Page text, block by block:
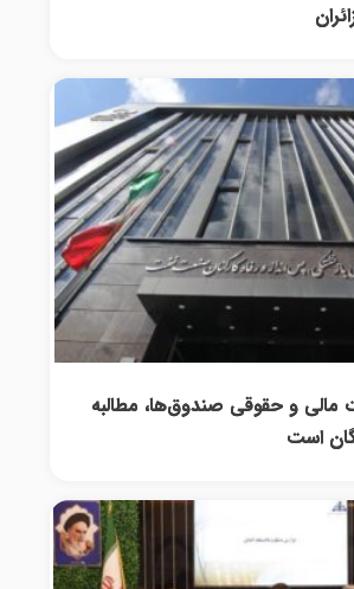
مالی و حقوقی صندوق‌ها، مطالبه
است